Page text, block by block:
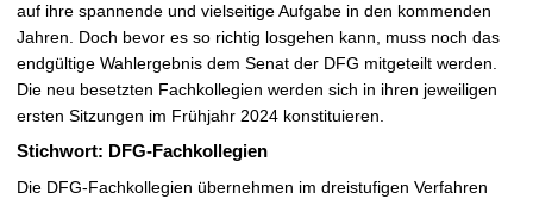
auf ihre spannende und vielseitige Aufgabe in den kommenden
Jahren. Doch bevor es so richtig losgehen kann, muss noch das
endgültige Wahlergebnis dem Senat der DFG mitgeteilt werden.
Die neu besetzten Fachkollegien werden sich in ihren jeweiligen
ersten Sitzungen im Frühjahr 2024 konstituieren.
Stichwort: DFG-Fachkollegien
Die DFG-Fachkollegien übernehmen im dreistufigen Verfahren